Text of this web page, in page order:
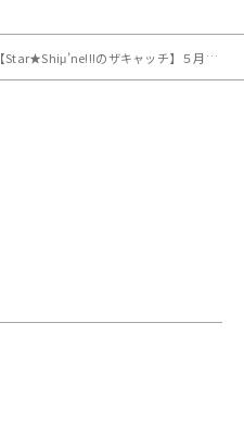
【Star★Shiμ’ne!!!のザキャッチ】５月３日のメールテーマ！